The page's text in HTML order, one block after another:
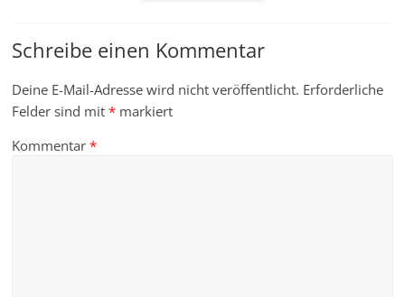
Schreibe einen Kommentar
Deine E-Mail-Adresse wird nicht veröffentlicht. Erforderliche
Felder sind mit* markiert
Kommentar*